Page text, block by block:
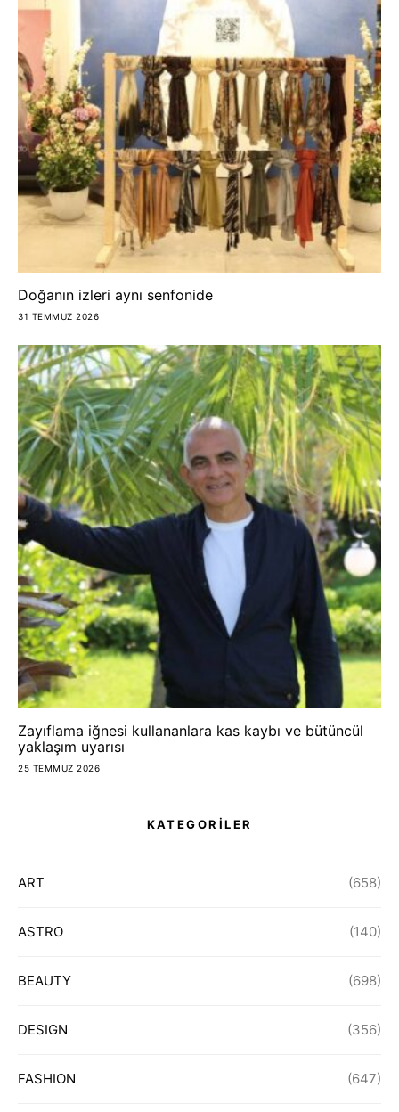
Doğanın izleri aynı senfonide
31 TEMMUZ 2026
Zayıflama iğnesi kullananlara kas kaybı ve bütüncül
yaklaşım uyarısı
25 TEMMUZ 2026
KATEGORİLER
ART (658)
ASTRO (140)
BEAUTY (698)
DESIGN (356)
FASHION (647)